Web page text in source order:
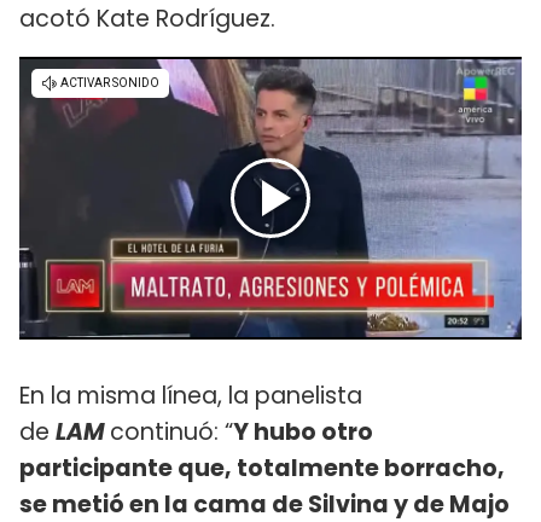
acotó Kate Rodríguez.
En la misma línea, la panelista
de LAMcontinuó: “Y hubo otro
participante que, totalmente borracho,
se metió en la cama de Silvina y de Majo